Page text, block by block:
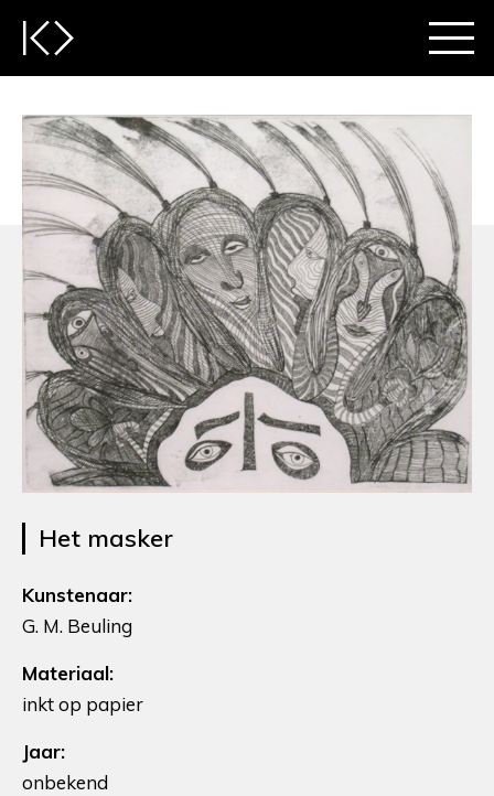
Het masker
Kunstenaar:
G. M. Beuling
Materiaal:
inkt op papier
Jaar:
onbekend